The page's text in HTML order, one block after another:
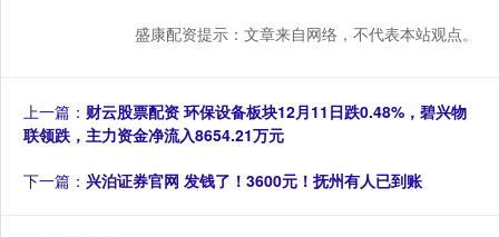
盛康配资提示：文章来自网络，不代表本站观点。
上一篇： 财云股票配资 环保设备板块12月11日跌0.48%，碧兴物
联领跌，主力资金净流入8654.21万元
下一篇： 兴泊证券官网 发钱了！3600元！抚州有人已到账